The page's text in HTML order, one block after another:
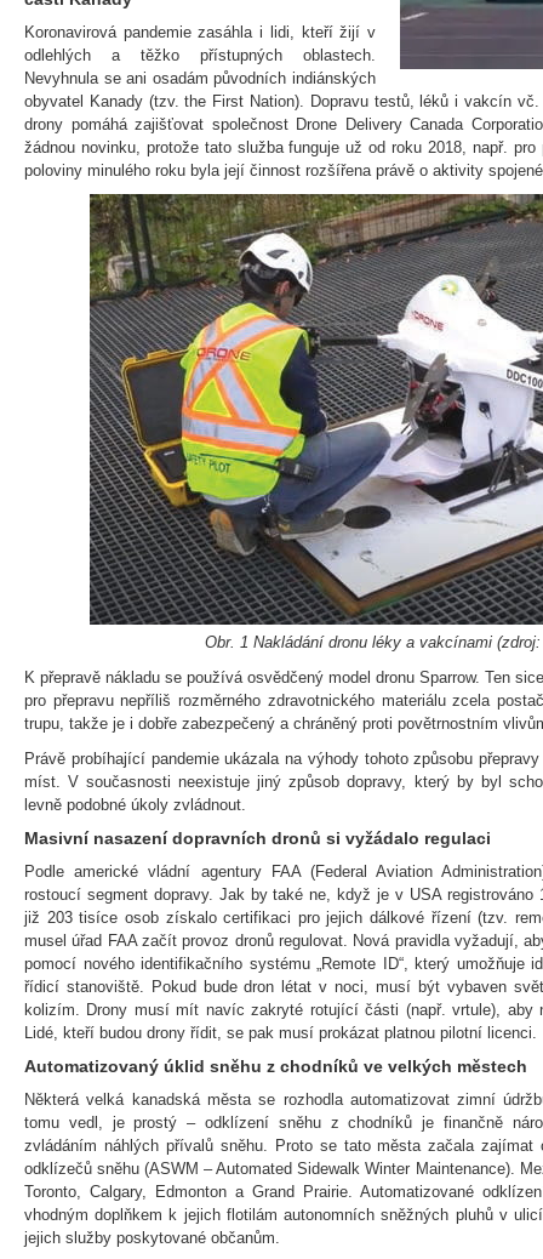
Koronavirová pandemie zasáhla i lidi, kteří žijí v
odlehlých a těžko přístupných oblastech.
Nevyhnula se ani osadám původních indiánských
obyvatel Kanady (tzv. the First Nation). Dopravu testů, léků i vakcín
drony pomáhá zajišťovat společnost Drone Delivery Canada
žádnou novinku, protože tato služba funguje už od roku 2018, např.
poloviny minulého roku byla její činnost rozšířena právě o aktivity
Obr. 1 Nakládání dronu léky a vakcínami (zdroj:
K přepravě nákladu se používá osvědčený model dronu Sparrow. Ten
pro přepravu nepříliš rozměrného zdravotnického materiálu zcela
trupu, takže je i dobře zabezpečený a chráněný proti povětrnostním
Právě probíhající pandemie ukázala na výhody tohoto způsobu
míst. V současnosti neexistuje jiný způsob dopravy, který by byl
levně podobné úkoly zvládnout.
Masivní nasazení dopravních dronů si vyžádalo regulaci
Podle americké vládní agentury FAA (Federal Aviation
rostoucí segment dopravy. Jak by také ne, když je v USA registrováno
již 203 tisíce osob získalo certifikaci pro jejich dálkové řízení (tzv.
musel úřad FAA začít provoz dronů regulovat. Nová pravidla vyžadují,
pomocí nového identifikačního systému „Remote ID“, který umožňuje
řídicí stanoviště. Pokud bude dron létat v noci, musí být vybaven
kolizím. Drony musí mít navíc zakryté rotující části (např. vrtule), aby
Lidé, kteří budou drony řídit, se pak musí prokázat platnou pilotní licenci.
Automatizovaný úklid sněhu z chodníků ve velkých městech
Některá velká kanadská města se rozhodla automatizovat zimní
tomu vedl, je prostý – odklízení sněhu z chodníků je finančně
zvládáním náhlých přívalů sněhu. Proto se tato města začala
odklízečů sněhu (ASWM – Automated Sidewalk Winter Maintenance).
Toronto, Calgary, Edmonton a Grand Prairie. Automatizované
vhodným doplňkem k jejich flotilám autonomních sněžných pluhů v
jejich služby poskytované občanům.